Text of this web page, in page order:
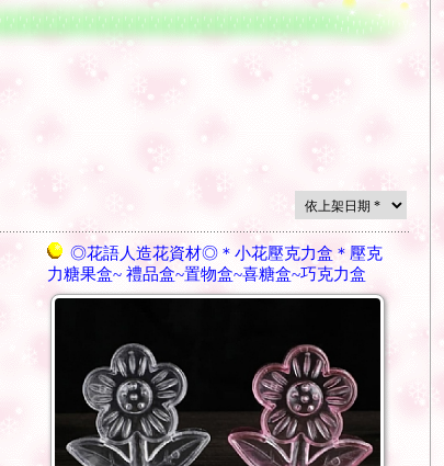
◎花語人造花資材◎＊小花壓克力盒＊壓克
力糖果盒~ 禮品盒~置物盒~喜糖盒~巧克力盒